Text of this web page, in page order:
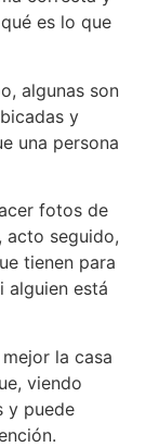
es lo que
algunas son
y
una persona
fotos de
acto seguido,
tienen para
alguien está
la casa
viendo
y puede